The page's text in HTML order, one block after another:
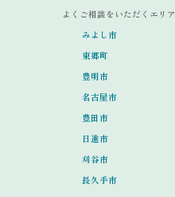
よくご相談をいただくエリア
みよし市
東郷町
豊明市
名古屋市
豊田市
日進市
刈谷市
長久手市